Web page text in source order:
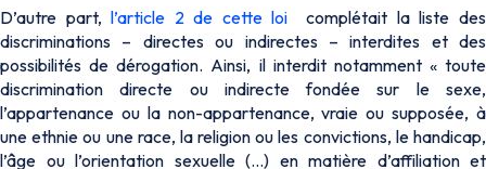
D’autre part,l’article 2 de cette loi
complétait la liste des
discriminations – directes ou indirectes – interdites et des
possibilités de dérogation. Ainsi, il interdit notamment « toute
discrimination directe ou indirecte fondée sur le sexe,
l’appartenance ou la non-appartenance, vraie ou supposée, à
une ethnie ou une race, la religion ou les convictions, le handicap,
l’âge ou l’orientation sexuelle (…) en matière d’affiliation et